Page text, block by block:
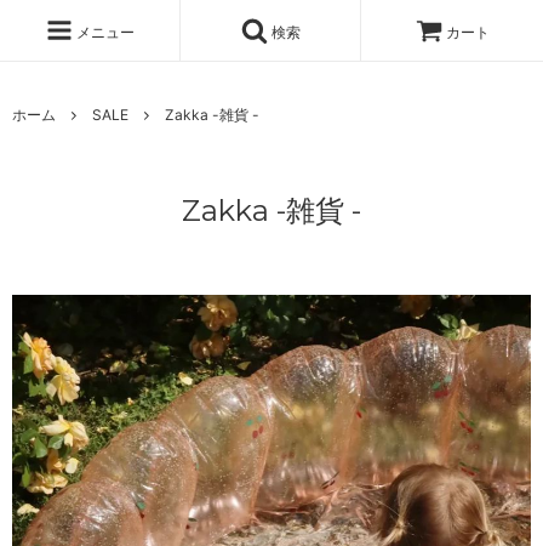
メニュー 検索 カート
ホーム SALE Zakka -雑貨 -
Zakka -雑貨 -